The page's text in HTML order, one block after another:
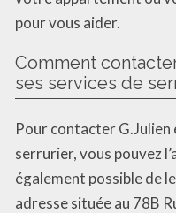
pour vous aider.
Comment
ses services de
Pour contacter
serrurier, vous pouvez
également possible de
adresse située au 78B